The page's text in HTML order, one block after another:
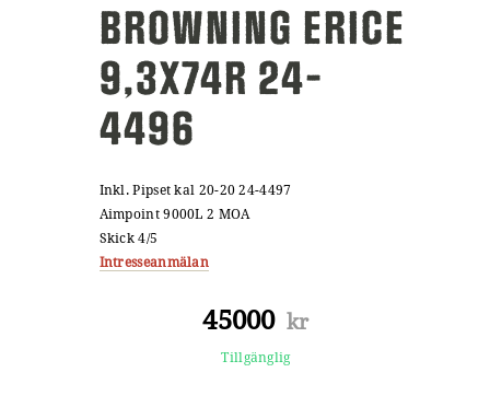
BROWNING ERICE
9,3X74R 24-
4496
Inkl. Pipset kal 20-20 24-4497
Aimpoint 9000L 2 MOA
Skick 4/5
Intresseanmälan
45000 kr
Tillgänglig